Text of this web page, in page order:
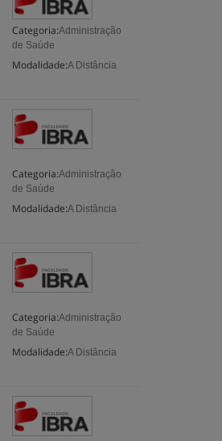
Categoria:Administração
de Saúde
Modalidade:A Distância
Categoria:Administração
de Saúde
Modalidade:A Distância
Categoria:Administração
de Saúde
Modalidade:A Distância